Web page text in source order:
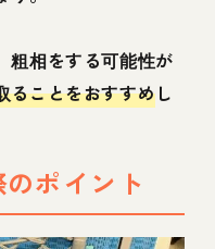
粗相をする可能性が
ることをおすすめし
ポイント